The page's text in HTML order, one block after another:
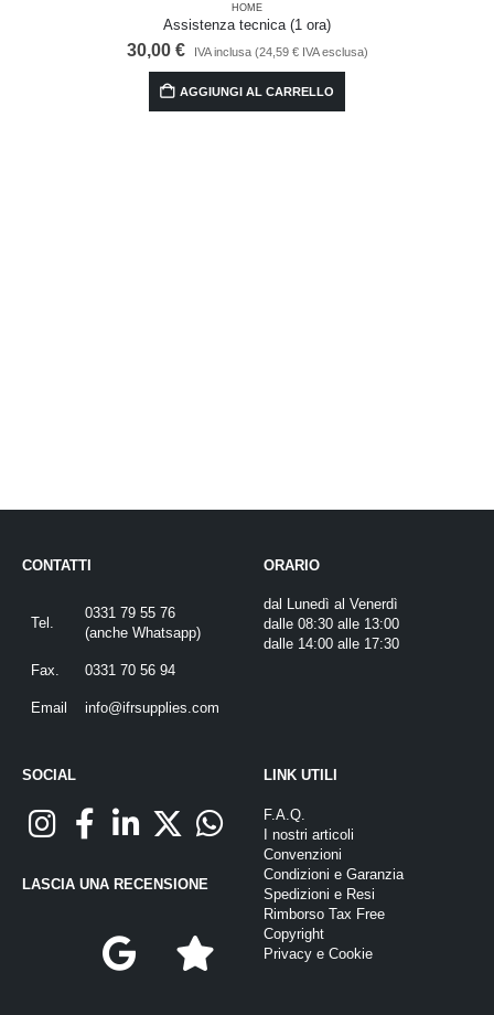
HOME
Assistenza tecnica (1 ora)
30,00 € IVA inclusa (24,59 €IVA esclusa)
AGGIUNGI AL CARRELLO
CONTATTI
Tel.
0331 79 55 76
(anche Whatsapp)
Fax. 0331 70 56 94
Email info@ifrsupplies.com
ORARIO
dal Lunedì al Venerdì
dalle 08:30 alle 13:00
dalle 14:00 alle 17:30
SOCIAL
LASCIA UNA RECENSIONE
LINK UTILI
F.A.Q.
I nostri articoli
Convenzioni
Condizioni e Garanzia
Spedizioni e Resi
Rimborso Tax Free
Copyright
Privacy e Cookie